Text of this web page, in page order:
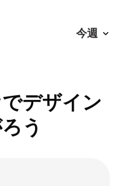
デザイン
う